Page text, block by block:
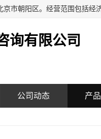
询有限公司
公司动态 产